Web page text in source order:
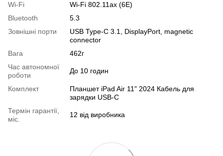
Wi-Fi
Wi-Fi 802.11ax (6E)
Bluetooth
5.3
Зовнішні порти
USB Type-C 3.1, DisplayPort, magnetic
connector
Вага
462г
Час автономної
роботи
До 10 годин
Комплект
Планшет iPad Air 11" 2024 Кабель для
зарядки USB-C
Термін гарантії,
міс.
12 від виробника